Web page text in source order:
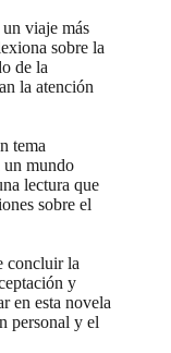
viaje más
sobre la
de la
la atención
tema
un mundo
lectura que
sobre el
concluir la
y
en esta novela
personal y el